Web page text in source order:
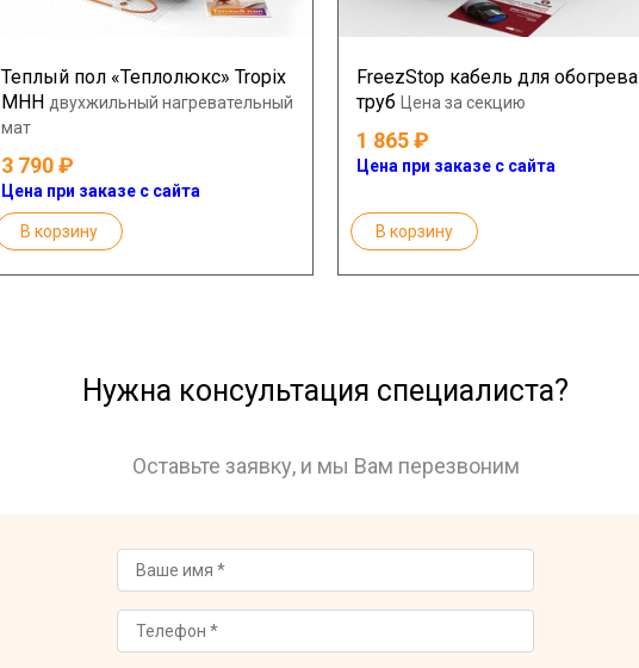
Теплый пол «Теплолюкс» Tropix
МННдвухжильный нагревательный
мат
3 790
Цена при заказе с сайта
В корзину
FreezStop кабель для обогрева
труб Цена за секцию
1 865
Цена при заказе с сайта
В корзину
Нужна консультация специалиста?
Оставьте заявку, и мы Вам перезвоним